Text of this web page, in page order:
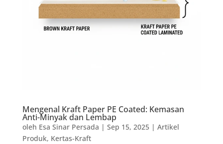
Mengenal Kraft Paper PE Coated: Kemasan
Anti-Minyak dan Lembap
oleh Esa Sinar Persada | Sep 15, 2025| Artikel
Produk, Kertas-Kraft